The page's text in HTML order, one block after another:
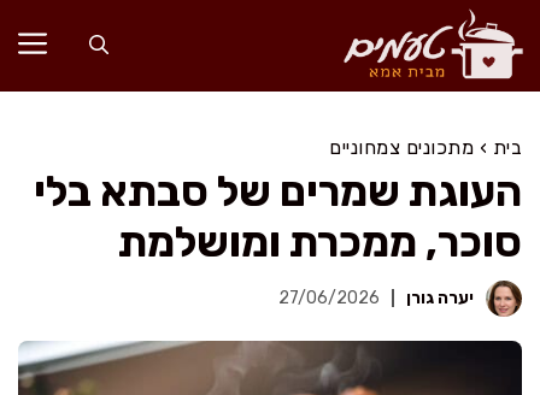
לדלג
לתוכן
בית › מתכונים צמחוניים
העוגת שמרים של סבתא בלי
סוכר, ממכרת ומושלמת
יערה גורן 27/06/2026